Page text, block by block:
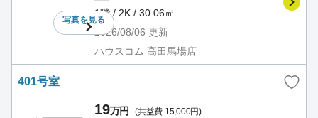
写真を見る
1階 / 2K / 30.06㎡
2026/08/06 更新
ハウスコム 高田馬場店
401号室
19万円 (共益費 15,000円)